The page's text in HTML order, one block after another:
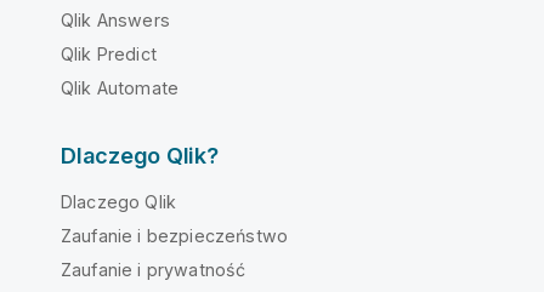
Qlik Answers
Qlik Predict
Qlik Automate
Dlaczego Qlik?
Dlaczego Qlik
Zaufanie i bezpieczeństwo
Zaufanie i prywatność